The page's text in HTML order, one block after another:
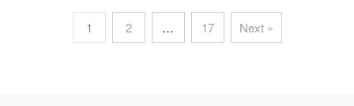
ていると、寝ている間に
ストレス解消の為にくい
本日のテーマ・顔のシワ
やたるみ… 特に女性は年
齢と共 ...
身体不調 辛い
ンスフィットの大城です
(*^^)v 5月もあっという
那覇市 頭痛
(*^^)v 梅雨ですね～
バイク通勤の私として
1 2 … 17 Next »